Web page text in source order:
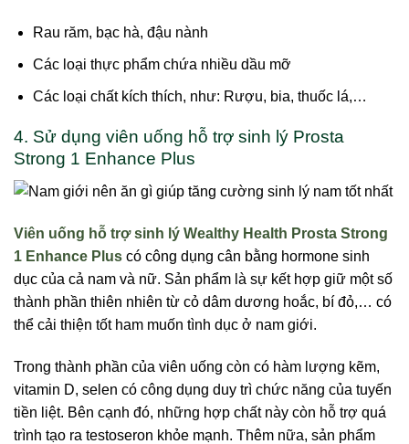
Rau răm, bạc hà, đậu nành
Các loại thực phẩm chứa nhiều dầu mỡ
Các loại chất kích thích, như: Rượu, bia, thuốc lá,…
4. Sử dụng viên uống hỗ trợ sinh lý Prosta
Strong 1 Enhance Plus
Viên uống hỗ trợ sinh lý Wealthy Health Prosta Strong
1 Enhance Plus có công dụng cân bằng hormone sinh
dục của cả nam và nữ. Sản phẩm là sự kết hợp giữ một số
thành phần thiên nhiên từ cỏ dâm dương hoắc, bí đỏ,… có
thể cải thiện tốt ham muốn tình dục ở nam giới.
Trong thành phần của viên uống còn có hàm lượng kẽm,
vitamin D, selen có công dụng duy trì chức năng của tuyến
tiền liệt. Bên cạnh đó, những hợp chất này còn hỗ trợ quá
trình tạo ra testoseron khỏe mạnh. Thêm nữa, sản phẩm